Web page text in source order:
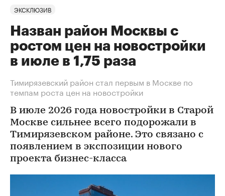
ЭКСКЛЮЗИВ
Назван район Москвы с
ростом цен на новостройки
в июле в 1,75 раза
Тимирязевский район стал первым в Москве по
темпам роста цен на новостройки
В июле 2026 года новостройки в Старой
Москве сильнее всего подорожали в
Тимирязевском районе. Это связано с
появлением в экспозиции нового
проекта бизнес-класса